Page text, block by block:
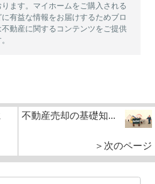
ります。マイホームをご購入される
有益な情報をお届けするためブロ
不動産に関するコンテンツをご提供
不動産売却の基礎知...
＞次のページ